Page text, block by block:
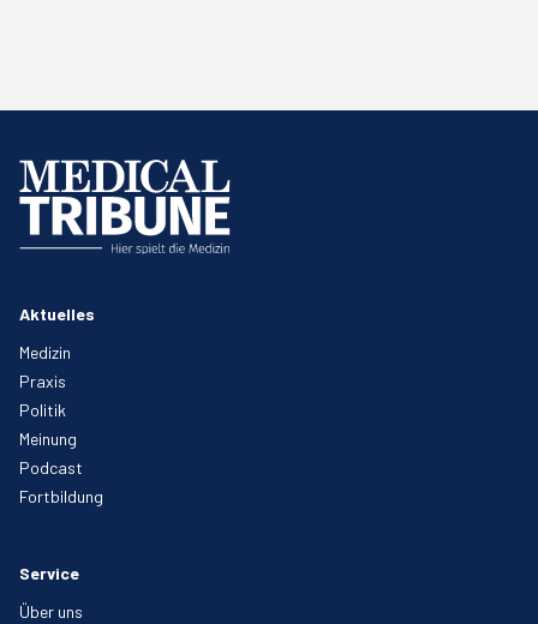
Aktuelles
Medizin
Praxis
Politik
Meinung
Podcast
Fortbildung
Service
Über uns